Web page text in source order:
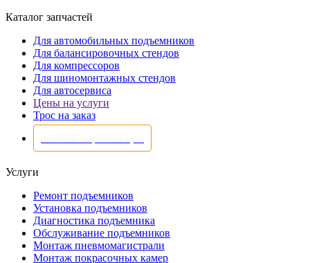
Каталог запчастей
Для автомобильных подъемников
Для балансировочных стендов
Для компрессоров
Для шиномонтажных стендов
Для автосервиса
Цены на услуги
Трос на заказ
Услуги
Ремонт подъемников
Установка подъемников
Диагностика подъемника
Обслуживание подъемников
Монтаж пневмомагистрали
Монтаж покрасочных камер